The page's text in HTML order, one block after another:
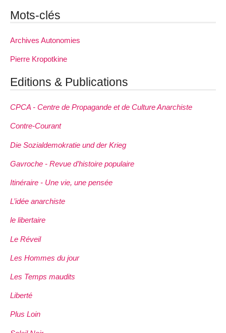
Mots-clés
Archives Autonomies
Pierre Kropotkine
Editions & Publications
CPCA - Centre de Propagande et de Culture Anarchiste
Contre-Courant
Die Sozialdemokratie und der Krieg
Gavroche - Revue d’histoire populaire
Itinéraire - Une vie, une pensée
L’idée anarchiste
le libertaire
Le Réveil
Les Hommes du jour
Les Temps maudits
Liberté
Plus Loin